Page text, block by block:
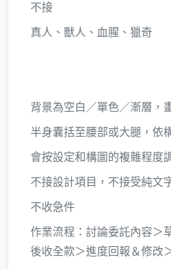
不接
真人、獸人、血腥、獵奇
背景為空白／單色／漸層，
半身囊括至腰部或大腿，依
會按設定和構圖的複雜程度
不接設計項目，不接受純文
不收急件
作業流程：討論委託內容＞
後收全款＞進度回報＆修改